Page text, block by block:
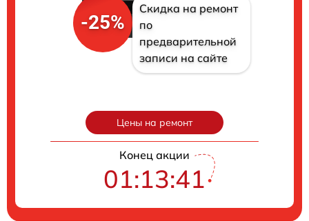
-25%
Скидка на ремонт
по
предварительной
записи на сайте
Цены на ремонт
Конец акции
01:13:40